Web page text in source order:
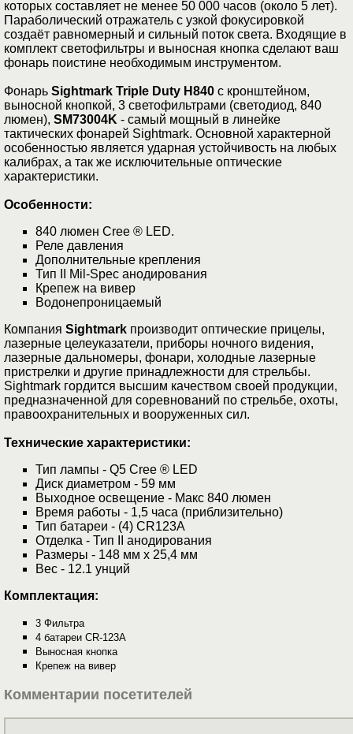
которых составляет не менее 50 000 часов (около 5 лет).
Параболический отражатель с узкой фокусировкой
создаёт равномерный и сильный поток света. Входящие в
комплект светофильтры и выносная кнопка сделают ваш
фонарь поистине необходимым инструментом.
Фонарь Sightmark Triple Duty H840 с кронштейном,
выносной кнопкой, 3 светофильтрами (светодиод, 840
люмен), SM73004K - самый мощный в линейке
тактических фонарей Sightmark. Основной характерной
особенностью является ударная устойчивость на любых
калибрах, а так же исключительные оптические
характеристики.
Особенности:
840 люмен Cree ® LED.
Реле давления
Дополнительные крепления
Тип II Mil-Spec анодирования
Крепеж на вивер
Водонепроницаемый
Компания Sightmark производит оптические прицелы,
лазерные целеуказатели, приборы ночного видения,
лазерные дальномеры, фонари, холодные лазерные
пристрелки и другие принадлежности для стрельбы.
Sightmark гордится высшим качеством своей продукции,
предназначенной для соревнований по стрельбе, охоты,
правоохранительных и вооруженных сил.
Технические характеристики:
Тип лампы - Q5 Cree ® LED
Диск диаметром - 59 мм
Выходное освещение - Макс 840 люмен
Время работы - 1,5 часа (приблизительно)
Тип батареи - (4) CR123A
Отделка - Тип II анодирования
Размеры - 148 мм х 25,4 мм
Вес - 12.1 унций
Комплектация:
3 Фильтра
4 батареи CR-123A
Выносная кнопка
Крепеж на вивер
Комментарии посетителей